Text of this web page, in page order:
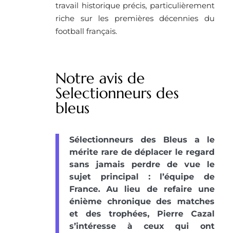
travail historique précis, particulièrement
riche sur les premières décennies du
football français.
Notre avis de
Selectionneurs des
bleus
Sélectionneurs des Bleus a le
mérite rare de déplacer le regard
sans jamais perdre de vue le
sujet principal : l’équipe de
France. Au lieu de refaire une
énième chronique des matches
et des trophées, Pierre Cazal
s’intéresse à ceux qui ont